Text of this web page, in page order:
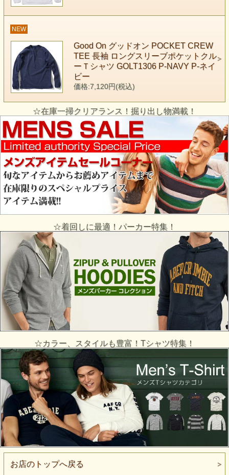
NEW
Good On グッドオン POCKET CREW
TEE 長袖 ロングスリーブポケットクル
ーＴシャツ GOLT1306 P-NAVY P-ネイ
ビー
価格:7,120円(税込)
☆在庫一掃クリアランス！掘り出し物満載！
☆着回しに最適！パーカー特集！
☆カラー、スタイルも豊富！Tシャツ特集！
お店のトップへ戻る